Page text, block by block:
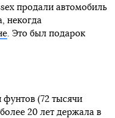
продали автомобиль
некогда
. Это был подарок
фунтов (72 тысячи
20 лет держала в